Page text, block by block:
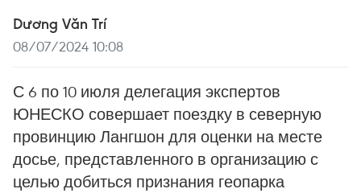
Dương Văn Trí
08/07/2024 10:08
С 6 по 10 июля делегация экспертов
ЮНЕСКО совершает поездку в северную
провинцию Лангшон для оценки на месте
досье, представленного в организацию с
целью добиться признания геопарка